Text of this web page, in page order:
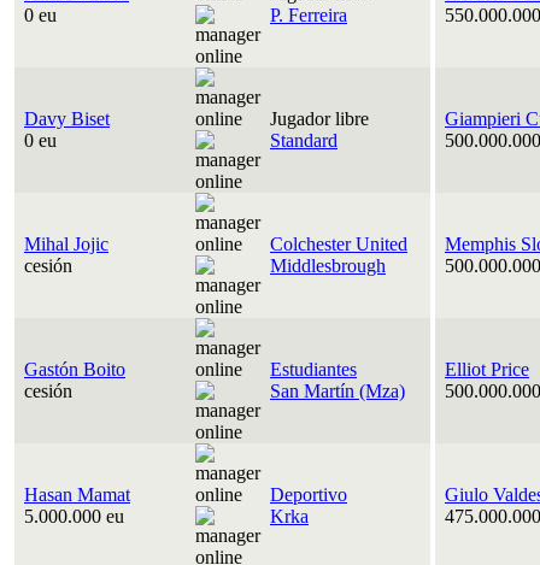
0 eu
P. Ferreira
Davy Biset
0 eu
Jugador libre
Standard
Giampieri
Mihal Jojic
cesión
Colchester United
Middlesbrough
Memphis
Gastón Boito
cesión
Estudiantes
San Martín (Mza)
Elliot Price
Hasan Mamat
5.000.000 eu
Deportivo
Krka
Giulo